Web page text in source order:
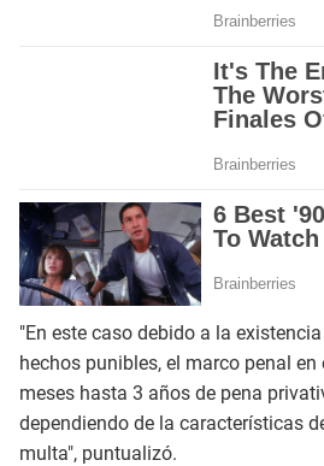
"En este caso debido a la
hechos punibles, el marco penal
meses hasta 3 años de pena
dependiendo de la características
multa", puntualizó.